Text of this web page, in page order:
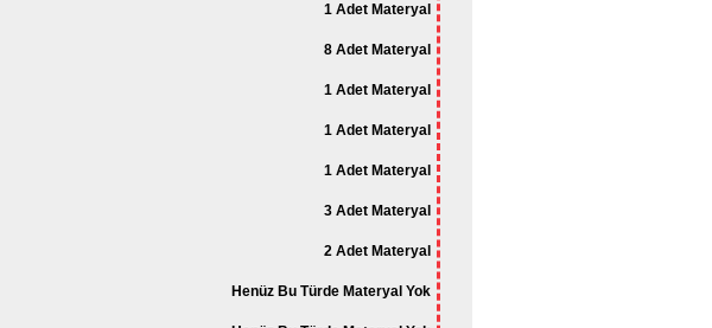
1 Adet Materyal
8 Adet Materyal
1 Adet Materyal
1 Adet Materyal
1 Adet Materyal
3 Adet Materyal
2 Adet Materyal
Henüz Bu Türde Materyal Yok